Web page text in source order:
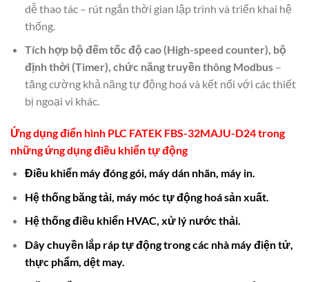
dễ thao tác – rút ngắn thời gian lập trình và triển khai hệ
thống.
Tích hợp bộ đếm tốc độ cao (High-speed counter), bộ
định thời (Timer), chức năng truyền thông Modbus–
tăng cường khả năng tự động hoá và kết nối với các thiết
bị ngoại vi khác.
Ứng dụng điển hình PLC FATEK FBS-32MAJU-D24trong
những ứng dụngđiều khiển tự động
Điều khiển máy đóng gói, máy dán nhãn, máy in.
Hệ thống băng tải, máy móc tự động hoá sản xuất.
Hệ thống điều khiển HVAC, xử lý nước thải.
Dây chuyền lắp ráp tự động trong các nhà máy điện tử,
thực phẩm, dệt may.